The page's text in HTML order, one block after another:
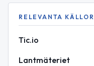
RELEVANTA KÄLLOR
Tic.io
Lantmäteriet